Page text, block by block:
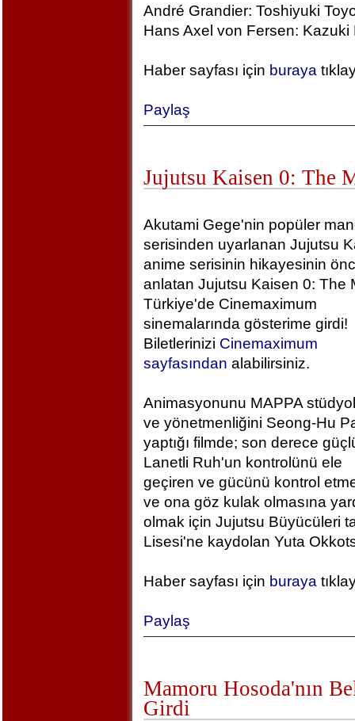
André Grandier: Toshiyuki
Hans Axel von Fersen: Kazuki
Haber sayfası için buraya
Paylaş
Jujutsu Kaisen 0: The
Akutami Gege'nin popüler
serisinden uyarlanan Jujutsu
anime serisinin hikayesinin
anlatan Jujutsu Kaisen 0: The
Türkiye'de Cinemaximum
sinemalarında gösterime girdi!
Biletlerinizi Cinemaximum
sayfasından alabilirsiniz.
Animasyonunu MAPPA
ve yönetmenliğini Seong-Hu
yaptığı filmde; son derece
Lanetli Ruh'un kontrolünü ele
geçiren ve gücünü kontrol
ve ona göz kulak olmasına
olmak için Jujutsu Büyücüleri
Lisesi'ne kaydolan Yuta
Haber sayfası için buraya
Paylaş
Mamoru Hosoda'nın
Girdi